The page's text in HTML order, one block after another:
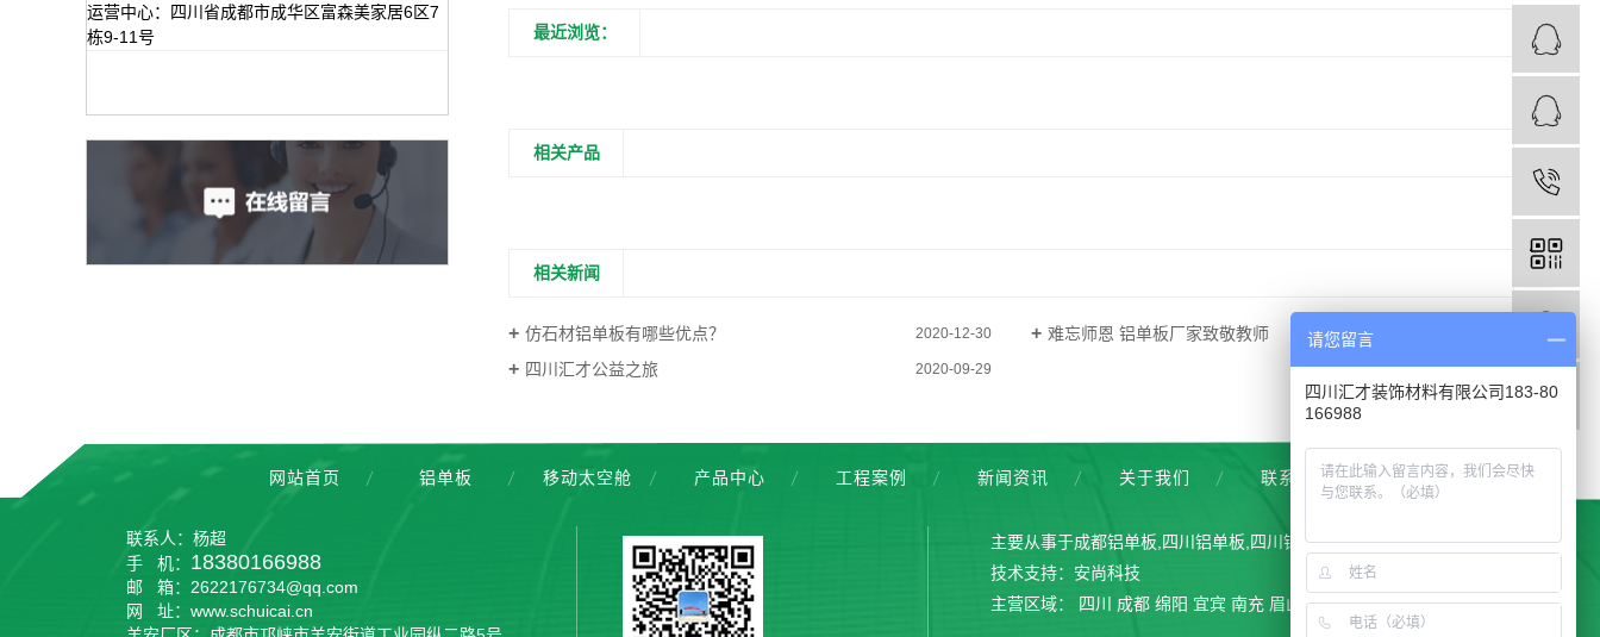
运营中心：四川省成都市成华区富森美家居6区7
栋9-11号
最近浏览：
相关产品
相关新闻
仿石材铝单板有哪些优点？ 2020-12-30 难忘师恩 铝单板厂家致敬教师
四川汇才公益之旅 2020-09-29
网站首页 铝单板 移动太空舱 产品中心 工程案例 新闻资讯 关于我们 联系我们
联系人：杨超
手 机： 18380166988
邮 箱：2622176734@qq.com
网 址： www.schuicai.cn
主要从事于成都铝单板 四川铝单板 四川铝单板厂家, 欢迎来电咨询！
技术支持： 安尚科技
主营区域： 四川 成都 绵阳 宜宾 南充 眉山 乐山
请您留言
四川汇才装饰材料有限公司183-80
166988